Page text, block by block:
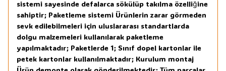
sistemi sayesinde defalarca sökülüp takılma özelliğine
sahiptir; Paketleme sistemi Ürünlerin zarar görmeden
sevk edilebilmeleri için uluslararası standartlarda
dolgu malzemeleri kullanılarak paketleme
yapılmaktadır; Paketlerde 1; Sınıf dopel kartonlar ile
petek kartonlar kullanılmaktadır; Kurulum montaj